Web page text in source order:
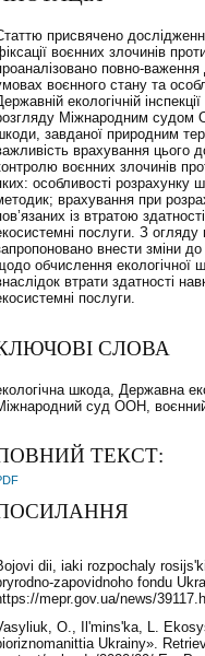
присвячено
воєнних злочинів
повно-важення
воєнного стану та
екологічній
Міжнародним судом
завданої природним
врахування цього
воєнних злочинів
особливості розрахунку
врахування при
із втратою
послуги. З
внести зміни
обчислення екологічної
втрати здатності
послуги.
СЛОВА
шкода, Державна
суд ООН,
ТЕКСТ:
dii, iaki rozpochaly
zapovidnoho fondu
mepr.gov.ua/news/
O., Il'mins'ka, L.
Ukrainy».